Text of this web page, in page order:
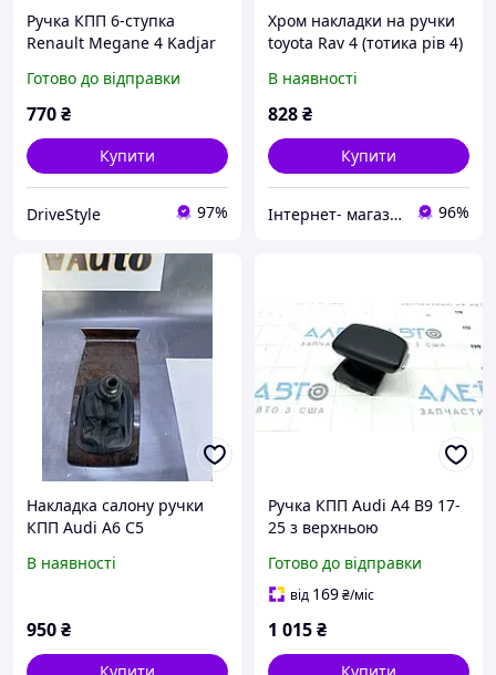
Ручка КПП 6-ступка
Renault Megane 4 Kadjar
з перфорованої шкіри,
біла нитка, чорна
Готово до відправки
770₴
Купити
DriveStyle 97%
Хром накладки на ручки
toyota Rav 4 (тотика рів 4)
В наявності
828₴
Купити
Інтернет- магазин Avtotuning 96%
Накладка салону ручки
КПП Audi A6 C5
В наявності
950₴
Ручка КПП Audi A4 B9 17-
25 з верхньою
подряпини
8W1713140CDEE,
Готово до відправки
від 169₴/міс
1 015₴